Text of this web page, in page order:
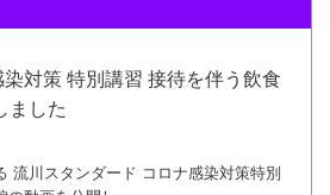
染対策 特別講習 接待を伴う飲食
ました
流川スタンダード コロナ感染対策特別